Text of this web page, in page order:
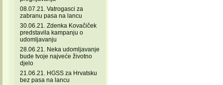
08.07.21. Vatrogasci za
zabranu pasa na lancu
30.06.21. Zdenka Kovačiček
predstavila kampanju o
udomljavanju
28.06.21. Neka udomljavanje
bude tvoje najveće životno
djelo
21.06.21. HGSS za Hrvatsku
bez pasa na lancu